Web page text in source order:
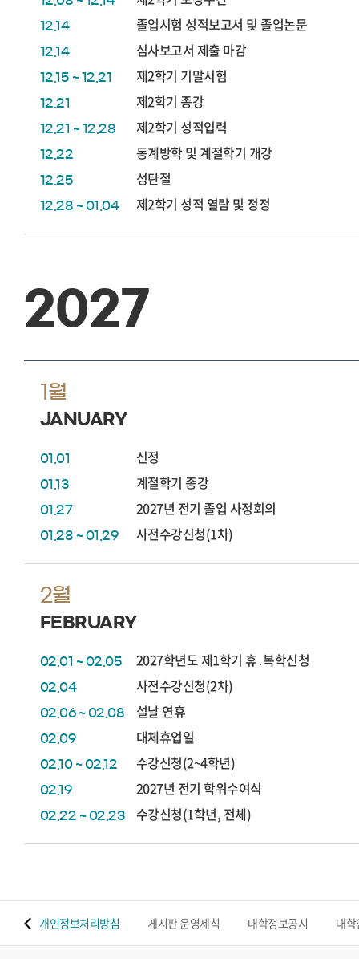
12.14 졸업시험 성적보고서 및 졸업논문
12.14 심사보고서 제출 마감
12.15 ~ 12.21 제2학기 기말시험
12.21 제2학기 종강
12.21 ~ 12.28 제2학기 성적입력
12.22 동계방학 및 계절학기 개강
12.25 성탄절
12.28 ~ 01.04 제2학기 성적 열람 및 정정
2027
1월
JANUARY
01.01 신정
01.13 계절학기 종강
01.27 2027년 전기 졸업 사정회의
01.28 ~ 01.29 사전수강신청(1차)
2월
FEBRUARY
02.01 ~ 02.05 2027학년도 제1학기 휴․복학신청
02.04 사전수강신청(2차)
02.06 ~ 02.08 설날 연휴
02.09 대체휴업일
02.10 ~ 02.12 수강신청(2~4학년)
02.19 2027년 전기 학위수여식
02.22 ~ 02.23 수강신청(1학년, 전체)
개인정보처리방침 게시판 운영세칙 대학정보공시 대